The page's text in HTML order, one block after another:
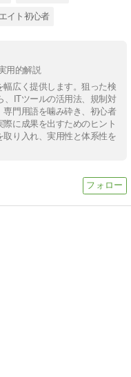
イト初心者
用的解説
広く提供します。狙った検
、ITツールの活用法、規制対
門用語を噛み砕き、初心者
に成果を出すためのヒント
り入れ、実用性と体系性を